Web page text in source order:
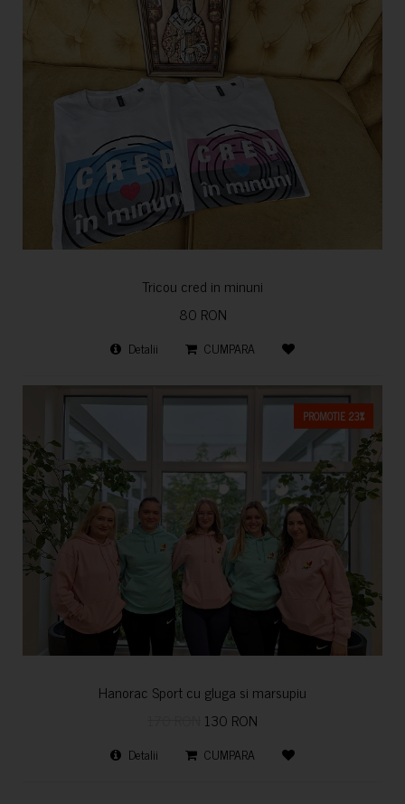
Tricou cred in minuni
80 RON
Detalii CUMPARA
PROMOTIE 23%
Hanorac Sport cu gluga si marsupiu
130 RON
Detalii CUMPARA